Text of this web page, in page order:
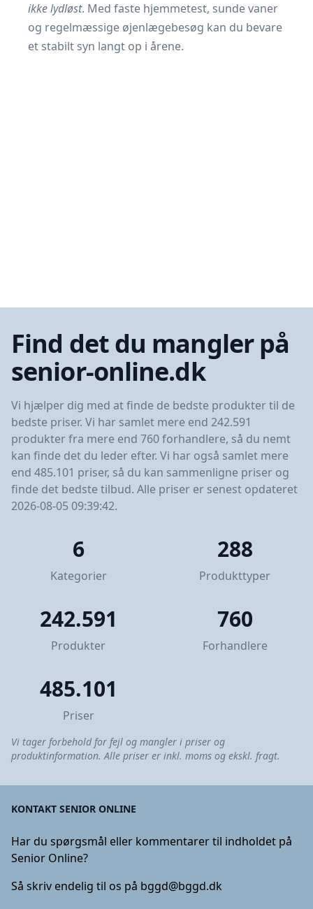
ikke lydløst. Med faste hjemmetest, sunde vaner
og regelmæssige øjenlægebesøg kan du bevare
et stabilt syn langt op i årene.
Find det du mangler på
senior-online.dk
Vi hjælper dig med at finde de bedste produkter til de
bedste priser. Vi har samlet mere end 242.591
produkter fra mere end 760 forhandlere, så du nemt
kan finde det du leder efter. Vi har også samlet mere
end 485.101 priser, så du kan sammenligne priser og
finde det bedste tilbud. Alle priser er senest opdateret
2026-08-05 09:39:42.
6
Kategorier
288
Produkttyper
242.591
Produkter
760
Forhandlere
485.101
Priser
Vi tager forbehold for fejl og mangler i priser og
produktinformation. Alle priser er inkl. moms og ekskl. fragt.
KONTAKT SENIOR ONLINE
Har du spørgsmål eller kommentarer til indholdet på
Senior Online?
Så skriv endelig til os på bggd@bggd.dk